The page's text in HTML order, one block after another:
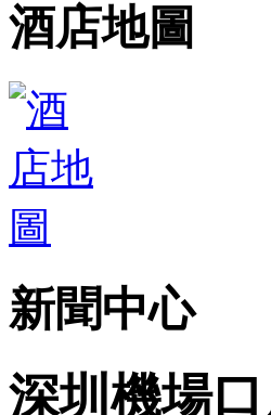
酒店地圖
新聞中心
深圳機場